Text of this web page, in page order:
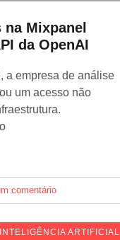
Mixpanel
da OpenAI
a empresa de análise
um acesso não
comentário
INTELIGÊNCIA ARTIFICIAL